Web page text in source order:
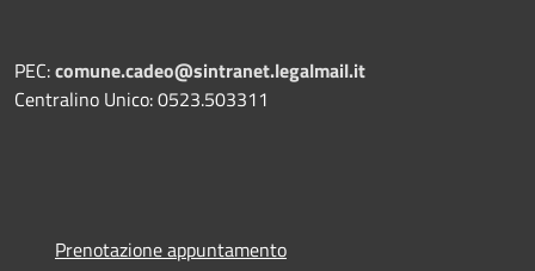
PEC:comune.cadeo@sintranet.legalmail.it
Centralino Unico: 0523.503311
Prenotazione appuntamento